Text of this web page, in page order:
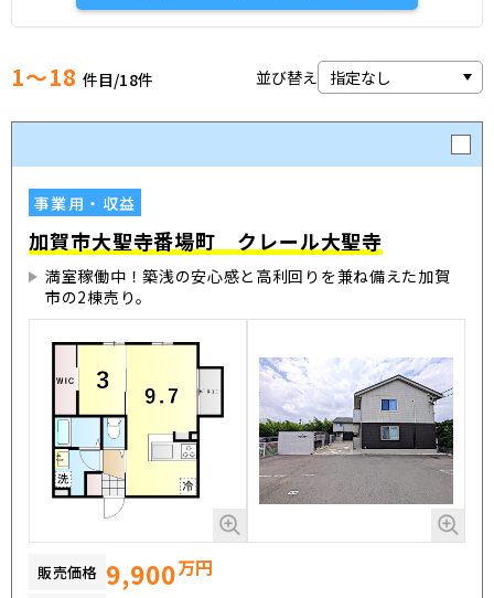
1～18 件目/18件 並び替え
事業用・収益
加賀市大聖寺番場町 クレール大聖寺
満室稼働中！築浅の安心感と高利回りを兼ね備えた加賀
市の2棟売り。
販売価格 9,900万円